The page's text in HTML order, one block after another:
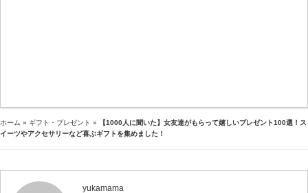
ホーム » ギフト・プレゼント »
【1000人に聞いた】女友達がもらって嬉しいプレゼント100選！ス
イーツやアクセサリーなど喜ぶギフトを集めました！
yukamama